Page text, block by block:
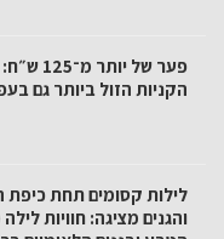
פער של
הקניות הזול ביותר גם
לילות קסומים תחת
והגנים מציגה: חוויות